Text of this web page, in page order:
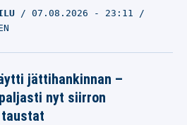
07.08.2026 - 23:11
jättihankinnan –
nyt siirron